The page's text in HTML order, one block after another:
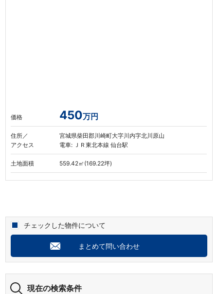
現在の検索条件
価格 450万円
住所／
アクセス
宮城県柴田郡川崎町大字川内字北川原山
電車: ＪＲ東北本線 仙台駅
土地面積 559.42㎡(169.22坪)
チェックした物件について
まとめて問い合わせ